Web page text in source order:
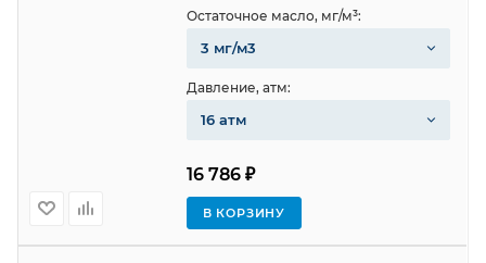
16 786 ₽
В КОРЗИНУ
Остаточное масло, мг/м³:
3 мг/м3
Давление, атм:
16 атм